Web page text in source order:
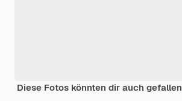
Diese Fotos könnten dir auch gefallen